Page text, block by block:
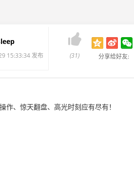
15:33:34 发布

(31) 分享给好友:
作、惊天翻盘、高光时刻应有尽有！